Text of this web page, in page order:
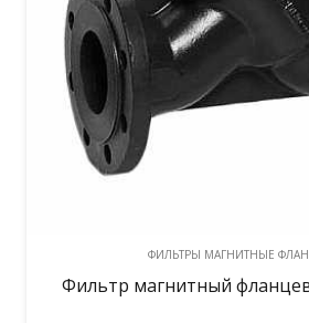
ФИЛЬТРЫ МАГНИТНЫЕ
Фильтр магнитный